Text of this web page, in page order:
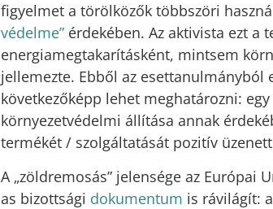
figyelmet a törölközők többszöri
védelme”érdekében. Az aktivista ezt a
energiamegtakarításként, mintsem
jellemezte. Ebből az esettanulmányból
következőképp lehet meghatározni:
környezetvédelmi állítása annak
termékét / szolgáltatását pozitív
A „zöldremosás” jelensége az Európai
as bizottsági dokumentum is rávilágít: